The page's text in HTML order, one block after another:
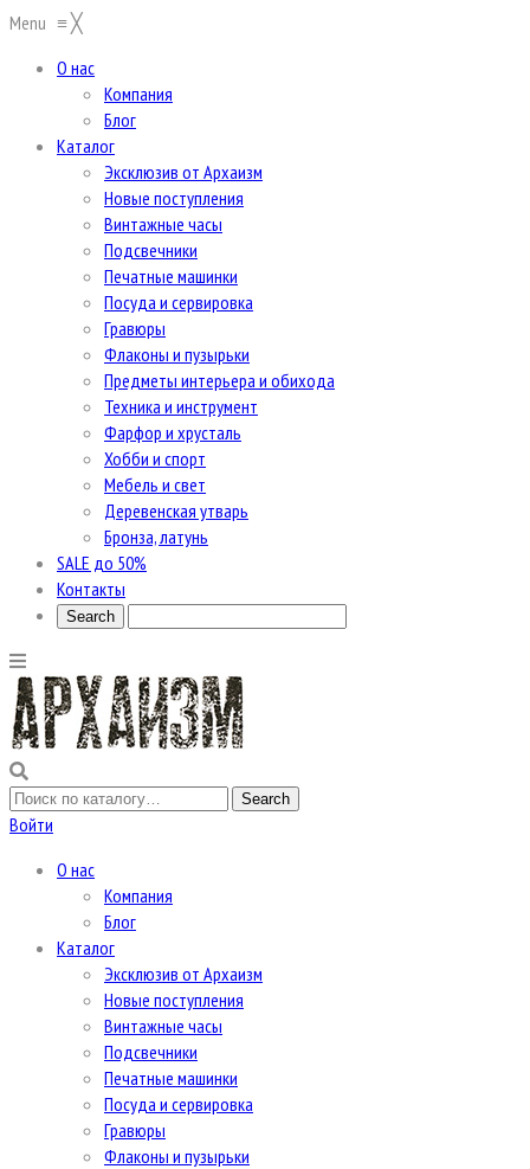
Menu ≡╳
О нас
Компания
Блог
Каталог
Эксклюзив от Архаизм
Новые поступления
Винтажные часы
Подсвечники
Печатные машинки
Посуда и сервировка
Гравюры
Флаконы и пузырьки
Предметы интерьера и обихода
Техника и инструмент
Фарфор и хрусталь
Хобби и спорт
Мебель и свет
Деревенская утварь
Бронза, латунь
SALE до 50%
Контакты
Войти
О нас
Компания
Блог
Каталог
Эксклюзив от Архаизм
Новые поступления
Винтажные часы
Подсвечники
Печатные машинки
Посуда и сервировка
Гравюры
Флаконы и пузырьки